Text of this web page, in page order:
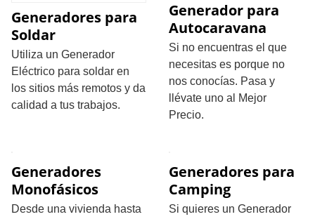
Generadores para
Soldar
Utiliza un Generador
Eléctrico para soldar en
los sitios más remotos y da
calidad a tus trabajos.
Generador para
Autocaravana
Si no encuentras el que
necesitas es porque no
nos conocías. Pasa y
llévate uno al Mejor
Precio.
Generadores
Monofásicos
Desde una vivienda hasta
Generadores para
Camping
Si quieres un Generador